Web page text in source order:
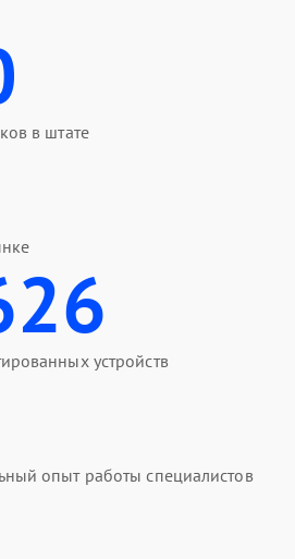
в штате
устройств
опыт работы специалистов